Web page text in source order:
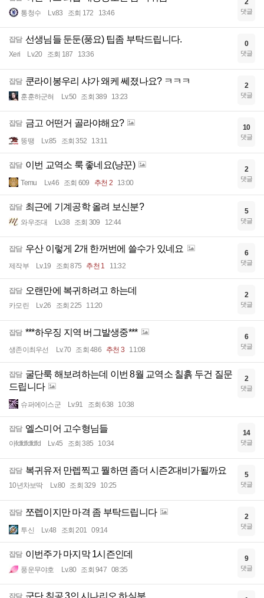
통청수 Lv.83 조회 172 13:46
2
댓글
잡담 선생님들 둔둔(풍요) 팁좀 부탁드립니다.
Xeri Lv.20 조회 187 13:36
0
댓글
잡담 쿤라이봉우리 샤가 왜케 쎄졌나요? ㅋㅋㅋ
훈훈하군혀 Lv.50 조회 389 13:23
2
댓글
잡담 금고 어떤거 골라야해요?
뚱땡 Lv.85 조회 352 13:11
10
댓글
잡담 이번 교역소 룩 좋네요(냥꾼)
Temu Lv.46 조회 609 추천 2 13:00
2
댓글
잡담 최근에 기계공학 올려 보신분?
와우조대 Lv.38 조회 309 12:44
5
댓글
잡담 우산 이렇게 2개 한꺼번에 쓸수가 있네요
제작부 Lv.19 조회 875 추천 1 11:32
6
댓글
잡담 오랜만에 복귀하려고 하는데
카모린 Lv.26 조회 225 11:20
2
댓글
잡담 ***하우징 지역 버그발생중***
생존이최우선 Lv.70 조회 486 추천 3 11:08
6
댓글
잡담 굴단룩 해보려하는데 이번 8월 교역소 칠흙 두건 질문
드립니다
슈퍼에이스군 Lv.91 조회 638 10:38
2
댓글
잡담 엘스미어 고수형님들
아fdfdfdfdfd Lv.45 조회 385 10:34
14
댓글
잡담 복귀유저 만렙찍고 뭘하면 좀더 시즌2대비가될까요
10년차보딱 Lv.80 조회 329 10:25
5
댓글
잡담 쪼렙이지만 마격 좀 부탁드립니다
투신 Lv.48 조회 201 09:14
2
댓글
잡담 이번주가 마지막 1시즌인데
풍운무야호 Lv.80 조회 947 08:35
9
댓글
잡담 군단 침공 3인 시나리오 하실분